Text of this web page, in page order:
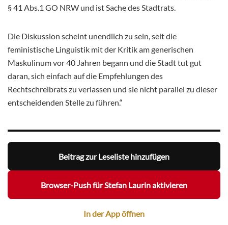
§ 41 Abs.1 GO NRW und ist Sache des Stadtrats.
Die Diskussion scheint unendlich zu sein, seit die
feministische Linguistik mit der Kritik am generischen
Maskulinum vor 40 Jahren begann und die Stadt tut gut
daran, sich einfach auf die Empfehlungen des
Rechtschreibrats zu verlassen und sie nicht parallel zu dieser
entscheidenden Stelle zu führen.“
Beitrag zur Leseliste hinzufügen
Browser-Push für Stefan Laurin aktivieren
In der App öffnen